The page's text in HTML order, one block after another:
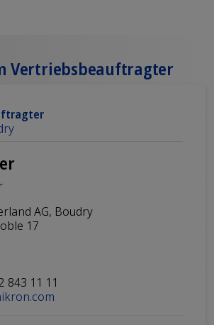
Vertriebsbeauftragter
AG, Boudry
17
843 11 11